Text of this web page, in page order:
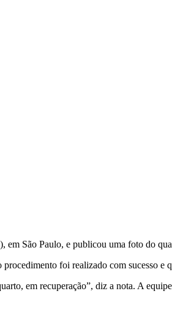
São Paulo, e publicou uma foto do
foi realizado com sucesso e
em recuperação”, diz a nota. A